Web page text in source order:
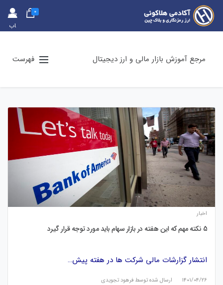
حس
اب
0
مرجع آموزش بازار مالی و ارز دیجیتال فهرست
اخبار
5 نکته مهم که این هفته در بازار سهام باید مورد توجه قرار گیرد
انتشار گزارشات مالی شرکت ها در هفته پیش…
۱۴۰۱/۰۴/۲۶ ارسال شده توسط فرهود تجویدی